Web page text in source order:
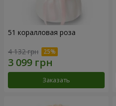
51 коралловая роза
4 132 грн
Заказать